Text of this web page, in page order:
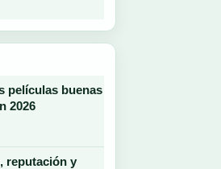
películas buenas
2026
reputación y